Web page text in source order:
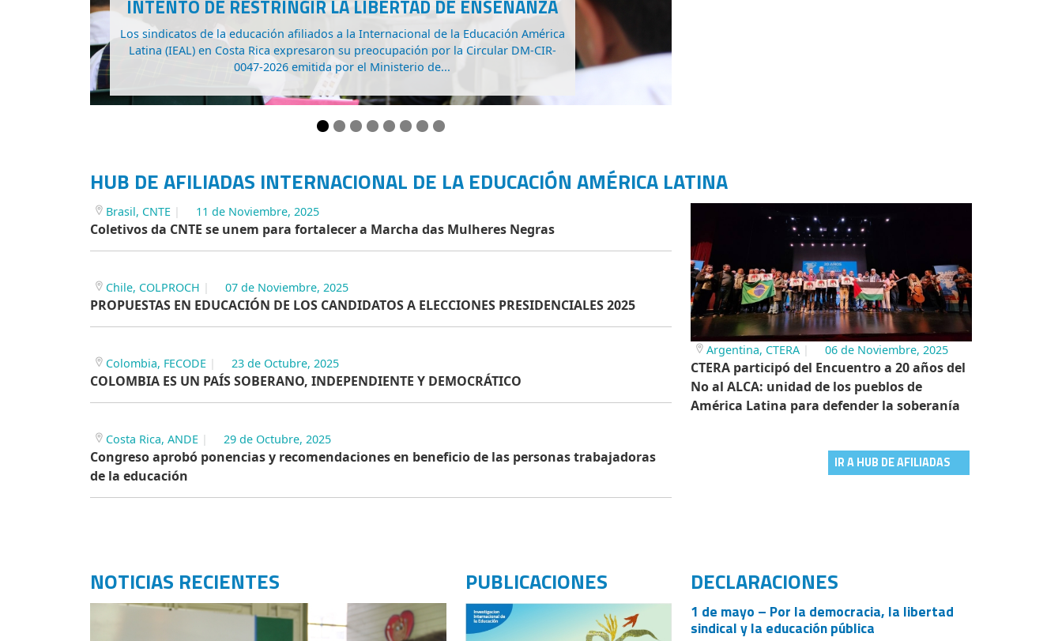
INTELIGENCIA ARTIFICIAL EN LA EDUCACIÓN
Representantes de la CNTE (Brasil), CTERA (Argentina), FECODE (Colombia) y
FUMTEP (Uruguay) participaron los días 29 y 30 de junio en Madrid en la primera
reunión de la red de...
HUB DE AFILIADAS INTERNACIONAL DE LA EDUCACIÓN AMÉRICA LATINA
Brasil, CNTE 11 de Noviembre, 2025
Coletivos da CNTE se unem para fortalecer a Marcha das Mulheres Negras
Chile, COLPROCH 07 de Noviembre, 2025
PROPUESTAS EN EDUCACIÓN DE LOS CANDIDATOS A ELECCIONES PRESIDENCIALES 2025
Colombia, FECODE 23 de Octubre, 2025
COLOMBIA ES UN PAÍS SOBERANO, INDEPENDIENTE Y DEMOCRÁTICO
Costa Rica, ANDE 29 de Octubre, 2025
Congreso aprobó ponencias y recomendaciones en beneficio de las personas trabajadoras
de la educación
Argentina, CTERA 06 de Noviembre, 2025
CTERA participó del Encuentro a 20 años del
No al ALCA: unidad de los pueblos de
América Latina para defender la soberanía
IR A HUB DE AFILIADAS
NOTICIAS RECIENTES PUBLICACIONES DECLARACIONES
1 de mayo – Por la democracia, la libertad
sindical y la educación pública